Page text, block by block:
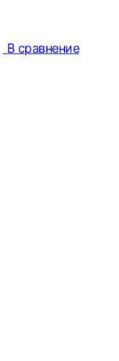
В сравнение